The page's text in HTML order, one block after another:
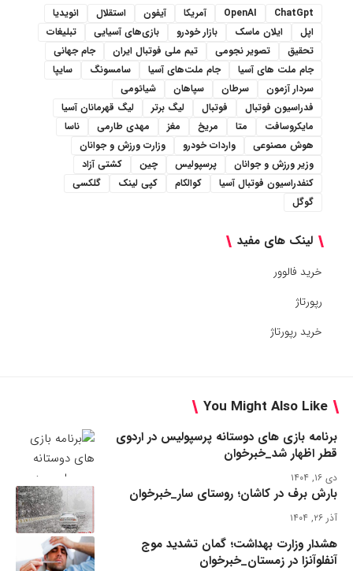
ChatGpt
OpenAI آمریکا آیفون استقلال
انویدیا
اپل
ایلان ماسک بازار خودرو بازی‌های آسیایی
تبلیغات
تحقیق
تصویر نجومی تیم ملی فوتبال ایران
جام جهانی
جام ملت های آسیا
جام ملت‌های آسیا سامسونگ
سایپا
سردار آزمون
سرطان سپاهان
شیائومی
فدراسیون فوتبال
فوتبال لیگ برتر
لیگ قهرمانان آسیا
مایکروسافت
متا مریخ مغز مهدی طارمی
ناسا
هوش مصنوعی
واردات خودرو
وزارت ورزش و جوانان
وزیر ورزش و جوانان
پرسپولیس چین
کشتی آزاد
کنفدراسیون فوتبال آسیا
کوالکام کپی لینک
گلکسی
گوگل
لینک های مفید
خرید فالوور
رپورتاژ
خرید رپورتاژ
You Might Also Like
برنامه بازی های دوستانه پرسپولیس در اردوی
قطر اظهار شد_خبرخوان
دی ۱۶, ۱۴۰۴
بارش برف در کاشان؛ روستای سار_خبرخوان
آذر ۲۶, ۱۴۰۴
هشدار وزارت بهداشت؛ گمان تشدید موج
آنفلوآنزا در زمستان_خبرخوان